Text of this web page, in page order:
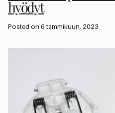
hyödyt
Posted on 6 tammikuun, 2023